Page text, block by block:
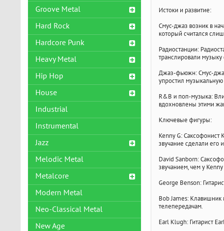
Истоки и развитие:
Смус-джаз возник в
который считался
Радиостанции:
транслировали
Джаз-фьюжн: Смус-
упростил
R&B и поп-музыка:
вдохновлены этими
Ключевые фигуры:
Kenny G:
звучание сделали его
David Sanborn:
звучанием, чем у Kenny
George Benson:
Bob James: Клавишник
телепередачам.
Earl Klugh: Гитарист
Groove Metal
Hard Rock
Hardcore Punk
Heavy Metal
Hip Hop
House
Industrial
Instrumental
Jazz
Melodic Metal
Metalcore
Modern Metal
Neo-Classical Metal
New Age